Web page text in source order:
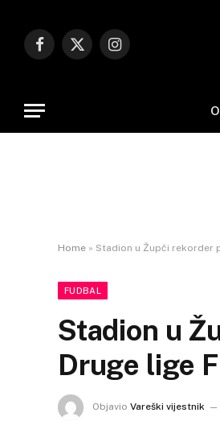
Facebook
X
Instagram
Home » Stadion u Župči rekorder
FUDBAL
Stadion u
Druge lige
Objavio Vareški vijestnik